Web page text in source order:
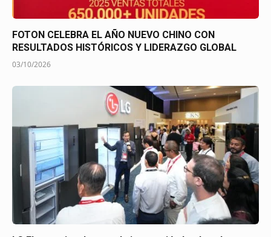
FOTON CELEBRA EL AÑO NUEVO CHINO CON
RESULTADOS HISTÓRICOS Y LIDERAZGO GLOBAL
03/10/2026